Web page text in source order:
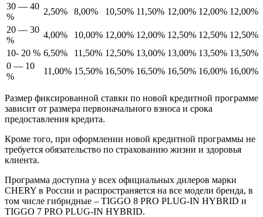
30 — 40
%
2,50% 8,00% 10,50% 11,50% 12,00% 12,00% 12,00%
20 — 30
%
4,00% 10,00% 12,00% 12,00% 12,50% 12,50% 12,50%
10- 20 % 6,50% 11,50% 12,50% 13,00% 13,00% 13,50% 13,50%
0 — 10
%
11,00% 15,50% 16,50% 16,50% 16,50% 16,00% 16,00%
Размер фиксированной ставки по новой кредитной программе
зависит от размера первоначального взноса и срока
предоставления кредита.
Кроме того, при оформлении новой кредитной программы не
требуется обязательство по страхованию жизни и здоровья
клиента.
Программа доступна у всех официальных дилеров марки
CHERY в России и распространяется на все модели бренда, в
том числе гибридные – TIGGO 8 PRO PLUG-IN HYBRID и
TIGGO 7 PRO PLUG-IN HYBRID.